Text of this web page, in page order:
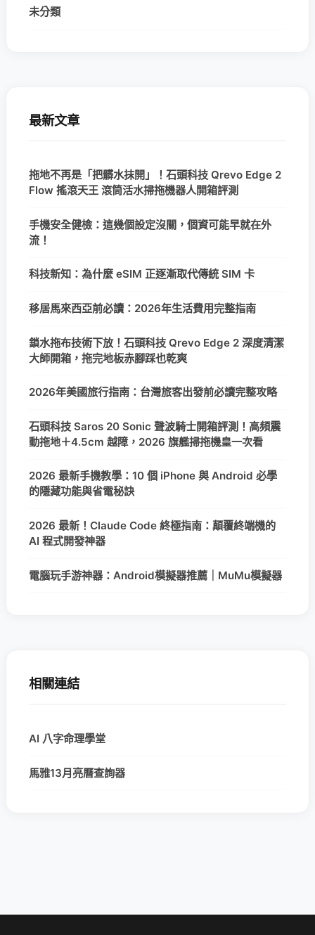
未分類
最新文章
拖地不再是「把髒水抹開」！石頭科技 Qrevo Edge 2
Flow 搖滾天王 滾筒活水掃拖機器人開箱評測
手機安全健檢：這幾個設定沒關，個資可能早就在外
流！
科技新知：為什麼 eSIM 正逐漸取代傳統 SIM 卡
移居馬來西亞前必讀：2026年生活費用完整指南
鎖水拖布技術下放！石頭科技 Qrevo Edge 2 深度清潔
大師開箱，拖完地板赤腳踩也乾爽
2026年美國旅行指南：台灣旅客出發前必讀完整攻略
石頭科技 Saros 20 Sonic 聲波騎士開箱評測！高頻震
動拖地＋4.5cm 越障，2026 旗艦掃拖機皇一次看
2026 最新手機教學：10 個 iPhone 與 Android 必學
的隱藏功能與省電秘訣
2026 最新！Claude Code 終極指南：顛覆終端機的
AI 程式開發神器
電腦玩手游神器：Android模擬器推薦｜MuMu模擬器
相關連結
AI 八字命理學堂
馬雅13月亮曆查詢器